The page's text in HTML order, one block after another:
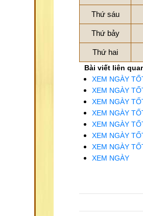
Thứ sáu
Thứ bảy
Thứ hai
Bài viết liên
XEM NGÀY
XEM NGÀY
XEM NGÀY
XEM NGÀY
XEM NGÀY
XEM NGÀY
XEM NGÀY
XEM NGÀY